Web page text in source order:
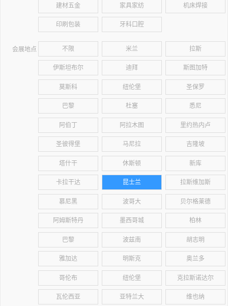
建材五金 家具家纺 机床焊接
印刷包装 牙科口腔
会展地点 不限 米兰 拉斯
伊斯坦布尔 迪拜 斯图加特
莫斯科 纽伦堡 圣保罗
巴黎 杜塞 悉尼
阿伯丁 阿拉木图 里约热内卢
圣彼得堡 马尼拉 吉隆坡
塔什干 休斯顿 新库
卡拉干达 昆士兰 拉斯维加斯
慕尼黑 波哥大 贝尔格莱德
阿姆斯特丹 墨西哥城 柏林
巴黎 波兹南 胡志明
雅加达 明斯克 奥兰多
哥伦布 纽伦堡 克拉斯诺达尔
瓦伦西亚 亚特兰大 维也纳